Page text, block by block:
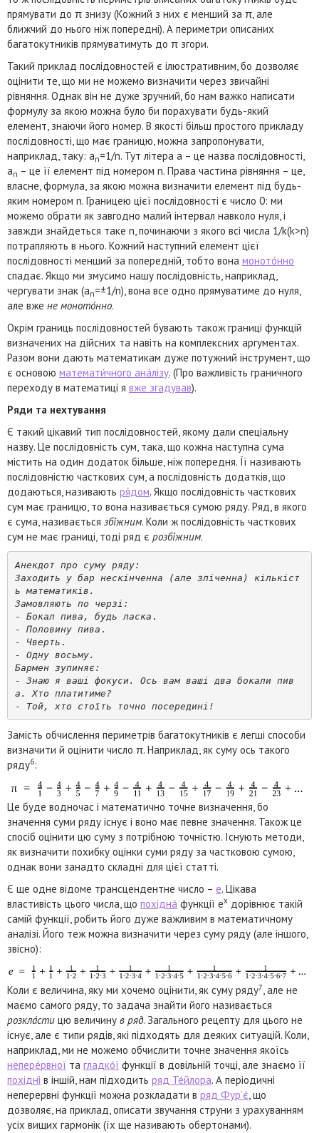
прямувати до π знизу (Кожний з них є менший за π, але
ближчий до нього ніж попередні). А периметри описаних
багатокутників прямуватимуть до π згори.
Такий приклад послідовностей є ілюстративним, бо дозволяє
оцінити те, що ми не можемо визначити через звичайні
рівняння. Однак він не дуже зручний, бо нам важко написати
формулу за якою можна було би порахувати будь-який
елемент, знаючи його номер. В якості більш простого прикладу
послідовності, що має границю, можна запропонувати,
наприклад, таку: an=1/n. Тут літера a – це назва послідовності,
an – це її елемент під номером n. Права частина рівняння – це,
власне, формула, за якою можна визначити елемент під будь-
яким номером n. Границею цієї послідовності є число 0: ми
можемо обрати як завгодно малий інтервал навколо нуля, і
завжди знайдеться таке n, починаючи з якого всі числа 1/k(k>n)
потрапляють в нього. Кожний наступний елемент цієї
послідовності менший за попередній, тобто вона моното́нно
спадає. Якщо ми змусимо нашу послідовність, наприклад,
чергувати знак (an=±1/n), вона все одно прямуватиме до нуля,
але вже не моното́нно.
Окрім границь послідовностей бувають також границі функцій
визначених на дійсних та навіть на комплексних аргументах.
Разом вони дають математикам дуже потужний інструмент, що
є основою математи́чного ана́лізу. (Про важливість граничного
переходу в математиці я вже згадував).
Ряди та нехтування
Є такий цікавий тип послідовностей, якому дали спеціальну
назву. Це послідовність сум, така, що кожна наступна сума
містить на один додаток більше, ніж попередня. Її називають
послідовністю часткових сум, а послідовність додатків, що
додаються, називають ря́дом. Якщо послідовність часткових
сум має границю, то вона називається сумою ряду. Ряд, в якого
є сума, називається збі́жним. Коли ж послідовність часткових
сум не має границі, тоді ряд є розбі́жним.
Анекдот про суму ряду:
Заходить у бар нескінченна (але зліченна) кількіст
ь математиків.
Замовляють по черзі:
- Бокал пива, будь ласка .
- Половину пива .
- Чверть .
- Одну восьму.
Бармен зупиняє:
- Знаю я ваші фокуси. Ось вам ваші два бокали пив
а. Хто платитиме?
- Той, хто стоїть точно посередині!
Замість обчислення периметрів багатокутників є легші способи
визначити й оцінити число π. Наприклад, як суму ось такого
ряду6:
Це буде водночас і математично точне визначення, бо
значення суми ряду існує і воно має певне значення. Також це
спосіб оцінити цю суму з потрібною точністю. Існують методи,
як визначити похибку оцінки суми ряду за частковою сумою,
однак вони занадто складні для цієї статті.
Є ще одне відоме трансцендентне число – e. Цікава
властивість цього числа, що похідна́ функції ex дорівнює такій
самій функції, робить його дуже важливим в математичному
аналізі. Його теж можна визначити через суму ряду (але іншого,
звісно):
Коли є величина, яку ми хочемо оцінити, як суму ряду7, але не
маємо самого ряду, то задача знайти його називається
розкла́сти цю величину в ряд. Загального рецепту для цього не
існує, але є типи рядів, які підходять для деяких ситуацій. Коли,
наприклад, ми не можемо обчислити точне значення якоїсь
непере́рвної та гладко́ї функції в довільній точці, але знаємо її
похідні́ в іншій, нам підходить ряд Те́йлора. А періодичні
неперервні функції можна розкладати в ряд Фур’є́, що
дозволяє, на приклад, описати звучання струни з урахуванням
усіх вищих гармонік (їх ще називають обертонами).